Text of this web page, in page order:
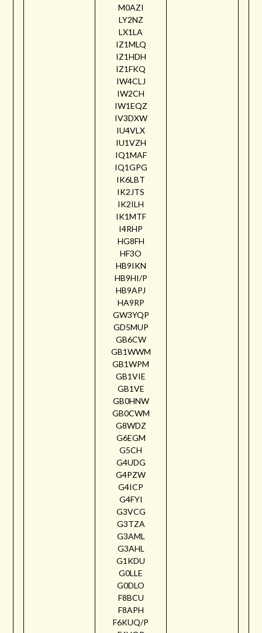
M0AZI
LY2NZ
LX1LA
IZ1MLQ
IZ1HDH
IZ1FKQ
IW4CLJ
IW2CH
IW1EQZ
IV3DXW
IU4VLX
IU1VZH
IQ1MAF
IQ1GPG
IK6LBT
IK2JTS
IK2ILH
IK1MTF
I4RHP
HG8FH
HF3O
HB9IKN
HB9HI/P
HB9APJ
HA9RP
GW3YQP
GD5MUP
GB6CW
GB1WWM
GB1WPM
GB1VIE
GB1VE
GB0HNW
GB0CWM
G8WDZ
G6EGM
G5CH
G4UDG
G4PZW
G4ICP
G4FYI
G3VCG
G3TZA
G3AML
G3AHL
G1KDU
G0LLE
G0DLO
F8BCU
F8APH
F6KUQ/P